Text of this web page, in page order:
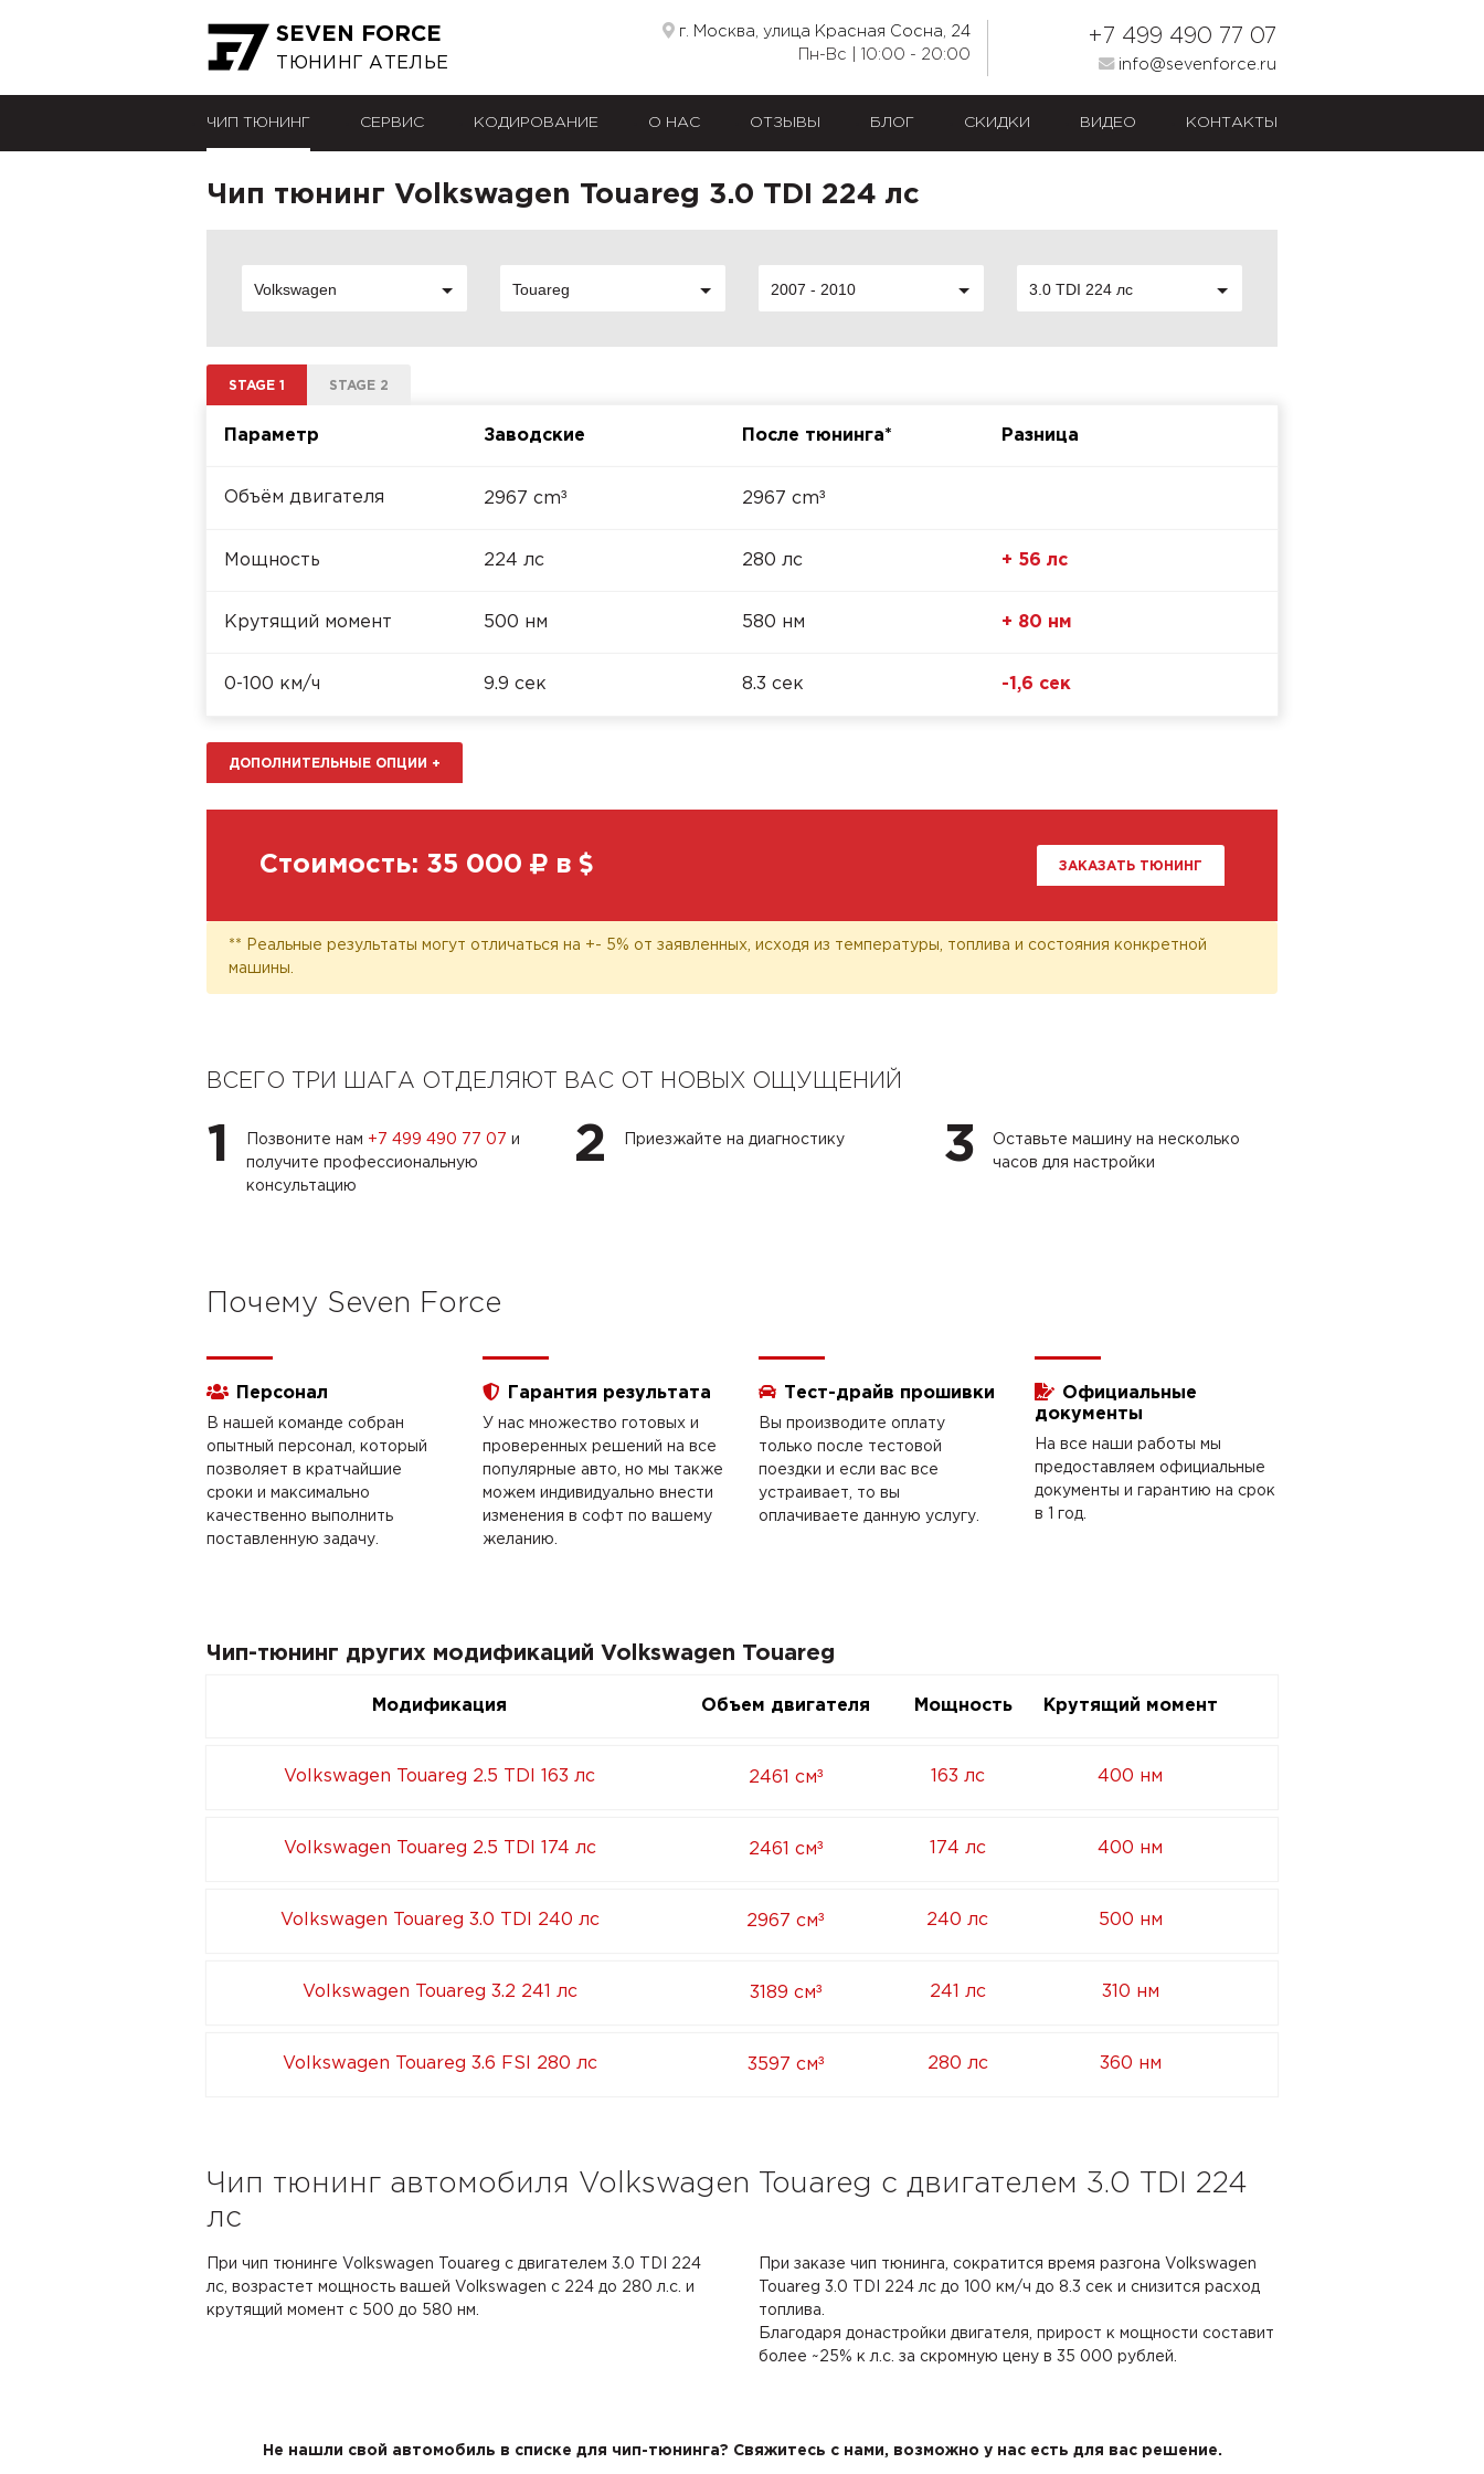
SEVEN FORCE
ТЮНИНГ АТЕЛЬЕ
г. Москва, улица Красная Сосна, 24
Пн-Вс | 10:00 - 20:00
+7 499 490 77 07
info@sevenforce.ru
ЧИП ТЮНИНГ СЕРВИС КОДИРОВАНИЕ О НАС ОТЗЫВЫ БЛОГ СКИДКИ ВИДЕО КОНТАКТЫ
Чип тюнинг Volkswagen Touareg 3.0 TDI 224 лс
Volkswagen Touareg 2007 - 2010 3.0 TDI 224 лс
STAGE 1 STAGE 2
Параметр Заводские После тюнинга* Разница
Объём двигателя 2967 cm³ 2967 cm³
Мощность 224 лс 280 лс + 56 лс
Крутящий момент 500 нм 580 нм + 80 нм
0-100 км/ч 9.9 сек 8.3 сек -1,6 сек
ДОПОЛНИТЕЛЬНЫЕ ОПЦИИ +
Стоимость: 35 000 в ЗАКАЗАТЬ ТЮНИНГ
** Реальные результаты могут отличаться на +- 5% от заявленных, исходя из температуры, топлива и состояния конкретной
машины.
ВСЕГО ТРИ ШАГА ОТДЕЛЯЮТ ВАС ОТ НОВЫХ ОЩУЩЕНИЙ
1 Позвоните нам +7 499 490 77 07
и
получите профессиональную
консультацию
2 Приезжайте на диагностику 3
Оставьте машину на несколько
часов для настройки
Почему Seven Force
Персонал
В нашей команде собран
опытный персонал, который
позволяет в кратчайшие
сроки и максимально
качественно выполнить
поставленную задачу.
Гарантия результата
У нас множество готовых и
проверенных решений на все
популярные авто, но мы также
можем индивидуально внести
изменения в софт по вашему
желанию.
Тест-драйв прошивки
Вы производите оплату
только после тестовой
поездки и если вас все
устраивает, то вы
оплачиваете данную услугу.
Официальные
документы
На все наши работы мы
предоставляем официальные
документы и гарантию на срок
в 1 год.
Чип-тюнинг других модификаций Volkswagen Touareg
Модификация Объем двигателя Мощность Крутящий момент
Volkswagen Touareg 2.5 TDI 163 лс 2461 см³ 163 лс 400 нм
Volkswagen Touareg 2.5 TDI 174 лс 2461 см³ 174 лс 400 нм
Volkswagen Touareg 3.0 TDI 240 лс 2967 см³ 240 лс 500 нм
Volkswagen Touareg 3.2 241 лс 3189 см³ 241 лс 310 нм
Volkswagen Touareg 3.6 FSI 280 лс 3597 см³ 280 лс 360 нм
Чип тюнинг автомобиля Volkswagen Touareg с двигателем 3.0 TDI 224
лс
При чип тюнинге Volkswagen Touareg с двигателем 3.0 TDI 224
лс, возрастет мощность вашей Volkswagen с 224 до 280 л.с. и
крутящий момент с 500 до 580 нм.
При заказе чип тюнинга, сократится время разгона Volkswagen
Touareg 3.0 TDI 224 лс до 100 км/ч до 8.3 сек и снизится расход
топлива.
Благодаря донастройки двигателя, прирост к мощности составит
более ~25% к л.с. за скромную цену в 35 000 рублей.
Не нашли свой автомобиль в списке для чип-тюнинга? Свяжитесь с нами, возможно у нас есть для вас решение.